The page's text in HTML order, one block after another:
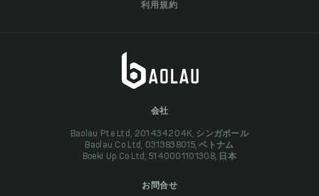
利用規約
会社
Baolau Pte Ltd, 201434204K, シンガポール
Baolau Co Ltd, 0313838015, ベトナム
Boeki Up Co Ltd, 5140001101308, 日本
お問合せ